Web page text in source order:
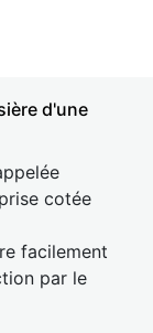
d'une
cotée
facilement
par le